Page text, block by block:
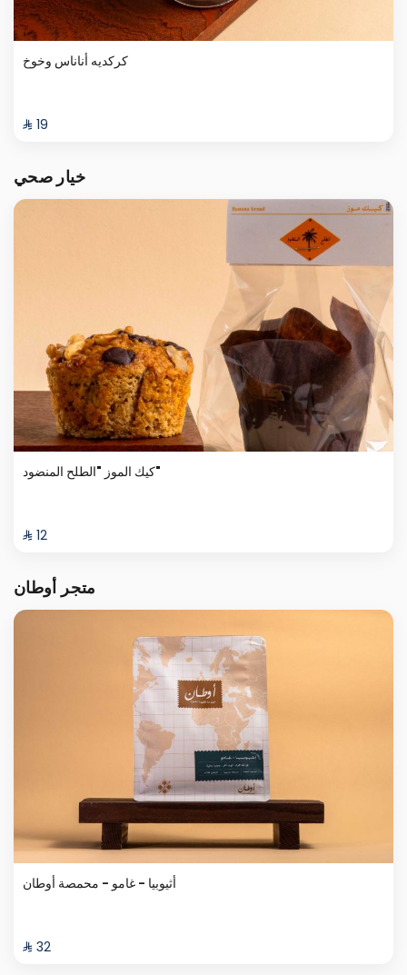
كركديه أناناس وخوخ
⁨⁦‪‬ 19⁩
خيار صحي
كيك الموز "الطلح المنضود"
⁨⁦‪‬ 12⁩
متجر أوطان
أثيوبيا - غامو - محمصة أوطان
⁨⁦‪‬ 32⁩